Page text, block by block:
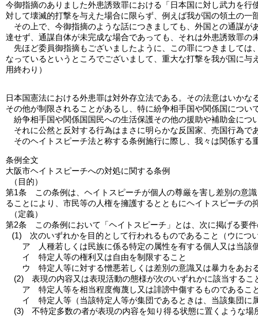
今御指摘のありました外患誘致罪における「日本国に対し武力を
対して壊滅的打撃を与えた場合に限らず、例えば我が国の領土の
その上で、今御指摘のような話につきましても、外国との通謀が
達せず、通謀自体が未完成な場合であっても、それは外患誘致罪の
先ほど委員御指摘もございましたように、この罪につきましては
なっているというところでございまして、重大な打撃を我が国に
用終わり）
日本国憲法における外患罪は対外存立法である。その法意はいか
その他が制限されることがあるし、特に紛争相手国や関係国につい
紛争相手国や関係国国民への生活保護その他の援助や補助金につ
それに公然と反対する行為はまさに明らかな反国家、売国行為で
そのヘイトスピーチ法と称する条例施行に際し、我々は関係する
条例全文
大阪市ヘイトスピーチへの対処に関する条例
（目的）
第1条 この条例は、ヘイトスピーチが個人の尊厳を害し差別の意
ることにより、市民等の人権を擁護するとともにヘイトスピーチの
（定義）
第2条 この条例において「ヘイトスピーチ」とは、次に掲げる要件
(1) 次のいずれかを目的として行われるものであること（ウにつ
ア 人種若しくは民族に係る特定の属性を有する個人又は当該個
イ 特定人等の権利又は自由を制限すること
ウ 特定人等に対する憎悪若しくは差別の意識又は暴力をあお
(2) 表現の内容又は表現活動の態様が次のいずれかに該当するこ
ア 特定人等を相当程度侮蔑し又は誹謗中傷するものであるこ
イ 特定人等（当該特定人等が集団であるときは、当該集団に属
(3) 不特定多数の者が表現の内容を知り得る状態に置くような場